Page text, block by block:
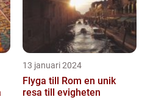
13 januari 2024
Flyga till Rom en unik
resa till evigheten